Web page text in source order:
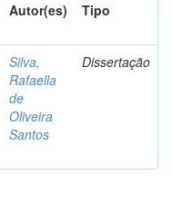
Autor(es) Tipo
Silva,
Rafaella
de
Oliveira
Santos
Dissertação